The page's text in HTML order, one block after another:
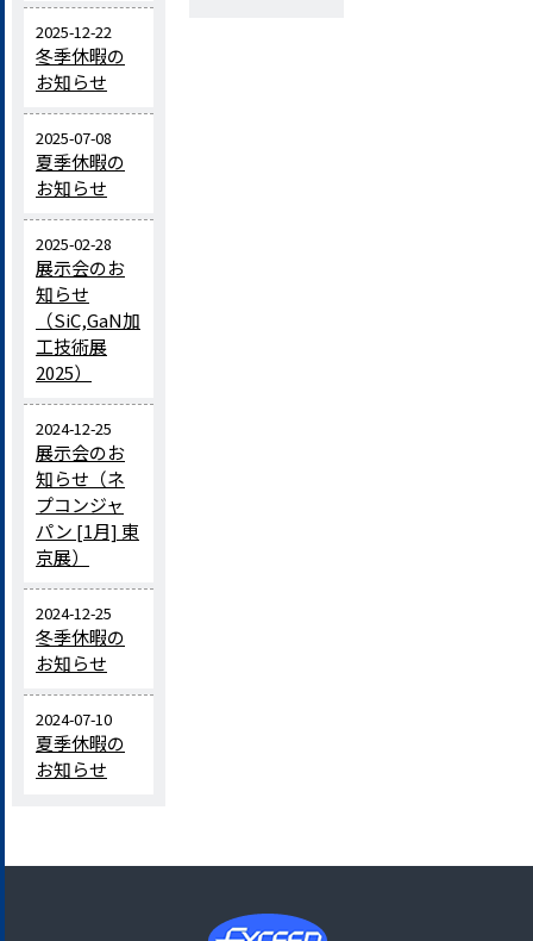
2025-12-22
冬季休暇の
お知らせ
2025-07-08
夏季休暇の
お知らせ
2025-02-28
展示会のお
知らせ
（SiC,GaN加
工技術展
2025）
2024-12-25
展示会のお
知らせ（ネ
プコンジャ
パン [1月] 東
京展）
2024-12-25
冬季休暇の
お知らせ
2024-07-10
夏季休暇の
お知らせ